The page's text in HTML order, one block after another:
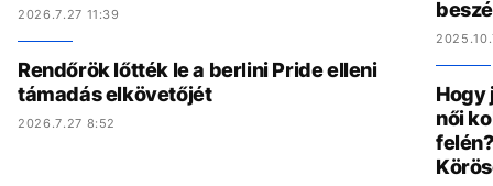
2026.7.27 11:39
Rendőrök lőtték le a berlini Pride elleni
támadás elkövetőjét
2026.7.27 8:52
Hogy
női